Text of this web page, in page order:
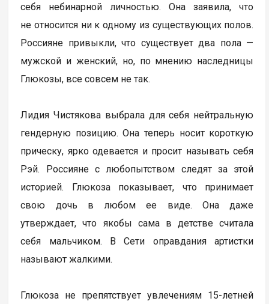
себя небинарной личностью. Она заявила, что
не относится ни к одному из существующих полов.
Россияне привыкли, что существует два пола —
мужской и женский, но, по мнению наследницы
Глюкозы, все совсем не так.
Лидия Чистякова выбрала для себя нейтральную
гендерную позицию. Она теперь носит короткую
прическу, ярко одевается и просит называть себя
Рэй. Россияне с любопытством следят за этой
историей. Глюкоза показывает, что принимает
свою дочь в любом ее виде. Она даже
утверждает, что якобы сама в детстве считала
себя мальчиком. В Сети оправдания артистки
называют жалкими.
Глюкоза не препятствует увлечениям 15-летней